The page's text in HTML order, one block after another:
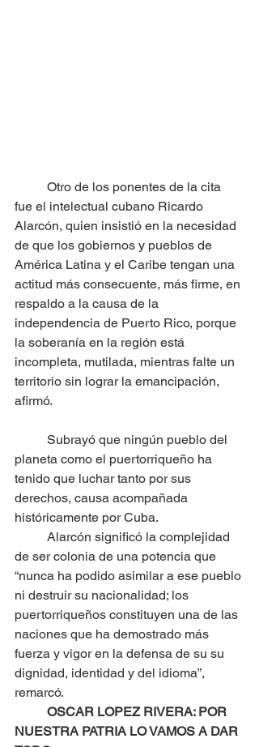
fue el intelectual cubano Ricardo
Alarcón, quien insistió en la necesidad
de que los gobiernos y pueblos de
América Latina y el Caribe tengan una
actitud más consecuente, más firme, en
respaldo a la causa de la
independencia de Puerto Rico, porque
la soberanía en la región está
incompleta, mutilada, mientras falte un
territorio sin lograr la emancipación,
afirmó.
planeta como el puertorriqueño ha
tenido que luchar tanto por sus
derechos, causa acompañada
históricamente por Cuba.
de ser colonia de una potencia que
“nunca ha podido asimilar a ese pueblo
ni destruir su nacionalidad; los
puertorriqueños constituyen una de las
naciones que ha demostrado más
fuerza y vigor en la defensa de su su
dignidad, identidad y del idioma”,
remarcó.
OSCAR LOPEZ RIVERA: POR
NUESTRA PATRIA LO VAMOS A DAR